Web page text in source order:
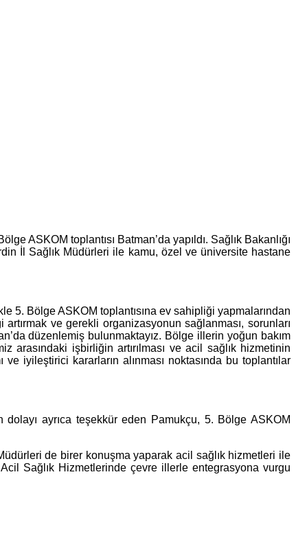
ASKOM toplantısı Batman’da yapıldı. Sağlık Bakanlığı
İl Sağlık Müdürleri ile kamu, özel ve üniversite hastane
5. Bölge ASKOM toplantısına ev sahipliği yapmalarından
ve gerekli organizasyonun sağlanması, sorunları
düzenlemiş bulunmaktayız. Bölge illerin yoğun bakım
arasındaki işbirliğin artırılması ve acil sağlık hizmetinin
iyileştirici kararların alınması noktasında bu toplantılar
dolayı ayrıca teşekkür eden Pamukçu, 5. Bölge ASKOM
de birer konuşma yaparak acil sağlık hizmetleri ile
Sağlık Hizmetlerinde çevre illerle entegrasyona vurgu